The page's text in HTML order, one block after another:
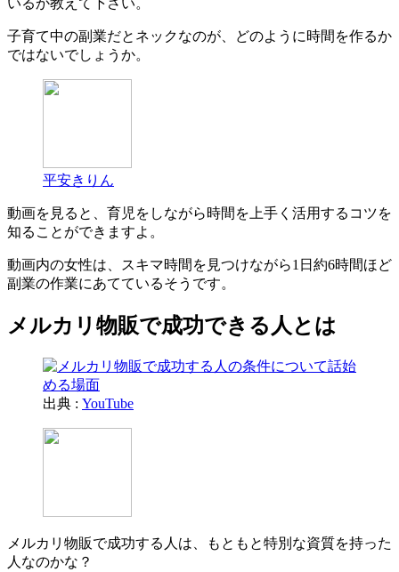
いるか教えて下さい。
子育て中の副業だとネックなのが、どのように時間を作るか
ではないでしょうか。
平安きりん
動画を見ると、育児をしながら時間を上手く活用するコツを
知ることができますよ。
動画内の女性は、スキマ時間を見つけながら1日約6時間ほど
副業の作業にあてているそうです。
メルカリ物販で成功できる人とは
出典 : YouTube
メルカリ物販で成功する人は、もともと特別な資質を持った
人なのかな？